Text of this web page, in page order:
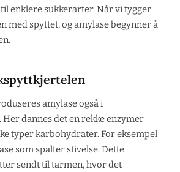
enklere sukkerarter. Når vi tygger
med spyttet, og amylase begynner å
amylase også i
. Her dannes det en rekke enzymer
typer karbohydrater. For eksempel
som spalter stivelse. Dette
sendt til tarmen, hvor det